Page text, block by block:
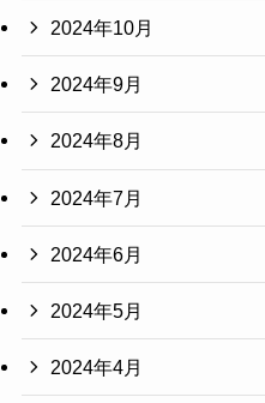
2024年10月
2024年9月
2024年8月
2024年7月
2024年6月
2024年5月
2024年4月